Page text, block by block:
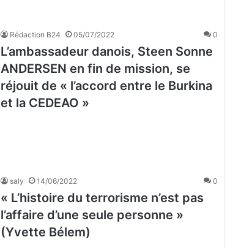
Rédaction B24 05/07/2022 0
L’ambassadeur danois, Steen Sonne
ANDERSEN en fin de mission, se
réjouit de « l’accord entre le Burkina
et la CEDEAO »
saly 14/06/2022 0
« L’histoire du terrorisme n’est pas
l’affaire d’une seule personne »
(Yvette Bélem)